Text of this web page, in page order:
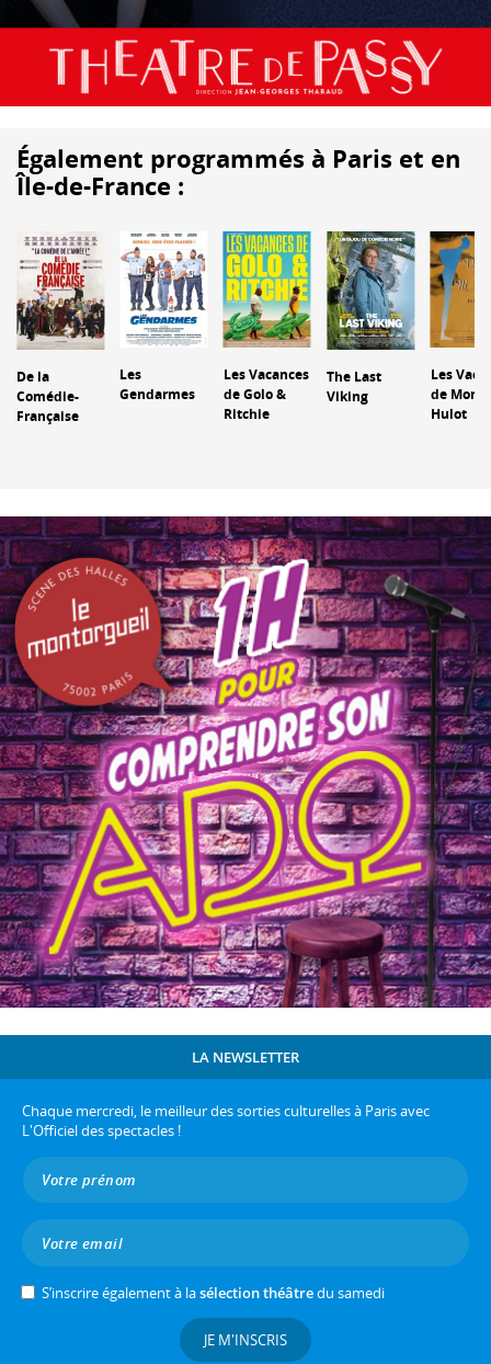
Également programmés à Paris et en
Île-de-France :
De la
Comédie-
Française
Les
Gendarmes
Les Vacances
de Golo &
Ritchie
The Last
Viking
Les
de
Hulot
LA NEWSLETTER
Chaque mercredi, le meilleur des sorties culturelles à Paris avec
L'Officiel des spectacles !
S’inscrire également à lasélection théâtredu samedi
JE M'INSCRIS